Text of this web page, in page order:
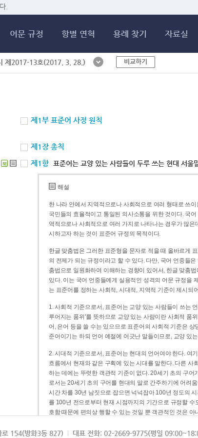
.
어문 규정 항별 연혁 용례 찾기 자료실
제2017-13호(2017. 3. 28.) 비교하기
제1부 표준어 사정 원칙
제1장 총칙
북 제1항 표준어는 교양 있는 사람들이 두루 쓰는 현대 서울
해설
한 나라 안에서 지역적으로나 사회적으로 여러 형태로 쓰
국민들의 효율적이고 통일된 의사소통을 위한 것이다. 국
역적으로나 사회적으로 여러 가지로 나타나는 경우가 많
시하고자 하는 것이 표준어 규정의 목적이다.
한글 맞춤법은 그러한 표준형을 문자로 적을 때 올바르게
의 전제가 되는 규정이라고 할 수 있다. 다만, 국어 언중들
춤법으로 일원화하여 이해하는 경향이 있어서, 한글 맞춤
있다. 이는 국어 언중들에게 실용적인 성격의 어문 규정을
는 표준어를 정하는 사회적, 시대적, 지역적 기준이 제시되
1. 사회적 기준으로서, 표준어는 교양 있는 사람들이 쓰는
루어지는 품위’를 뜻하므로 교양 있는 사람이란 사회적 품
어, 은어 등을 쓸 수는 있으므로 표준어의 사회적 기준은
준어이기는 하되 언어 예절에 어긋난 말들이므로, 교양 있
2. 시대적 기준으로서, 표준어는 현대의 언어여야 한다. 여
흐름에서 현재와 같은 구획에 있는 시대를 말한다. 다른 사
하는 데에는 뚜렷한 객관적 기준이 없다. 20세기 초의 구
로서는 20세기 초의 구어를 현대의 말로 간주하기에 어려
시간 차를 30년 남짓으로 잡으면 넉넉잡아 100년 정도의
를 100년 전으로부터 현재 시점까지의 기간으로 규정할 수
호함 때문에 편의상 행할 수 있는 것일 뿐 객관적인 것은 아
3. 지역적 기준으로서, 표준어는 서울말이어야 한다. 이는
로 154(방화3동 827) 대표 전화: 02-2669-9775(평일